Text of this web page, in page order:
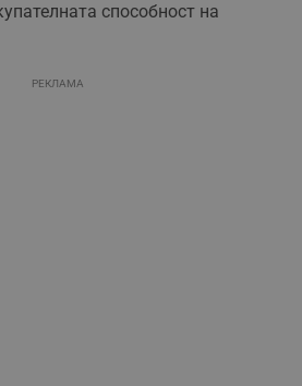
способност на
РЕКЛАМА